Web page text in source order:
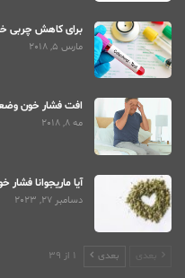
برای کاهش چربی
مارس 5, 2018
افت فشار خون
مه 8, 2018
آیا ماریجوانا
دسامبر 27, 2023
بعدی بعدی 1 از 39